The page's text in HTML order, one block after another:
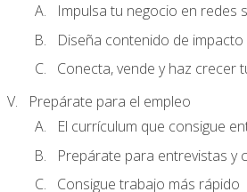
Impulsa tu negocio en redes
Diseña contenido de impacto
Conecta, vende y haz crecer
Prepárate para el empleo
El currículum que consigue
Prepárate para entrevistas y
Consigue trabajo más rápido